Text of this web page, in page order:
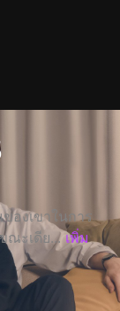
องเขาในการ
ณะเดีย... เพิ่ม